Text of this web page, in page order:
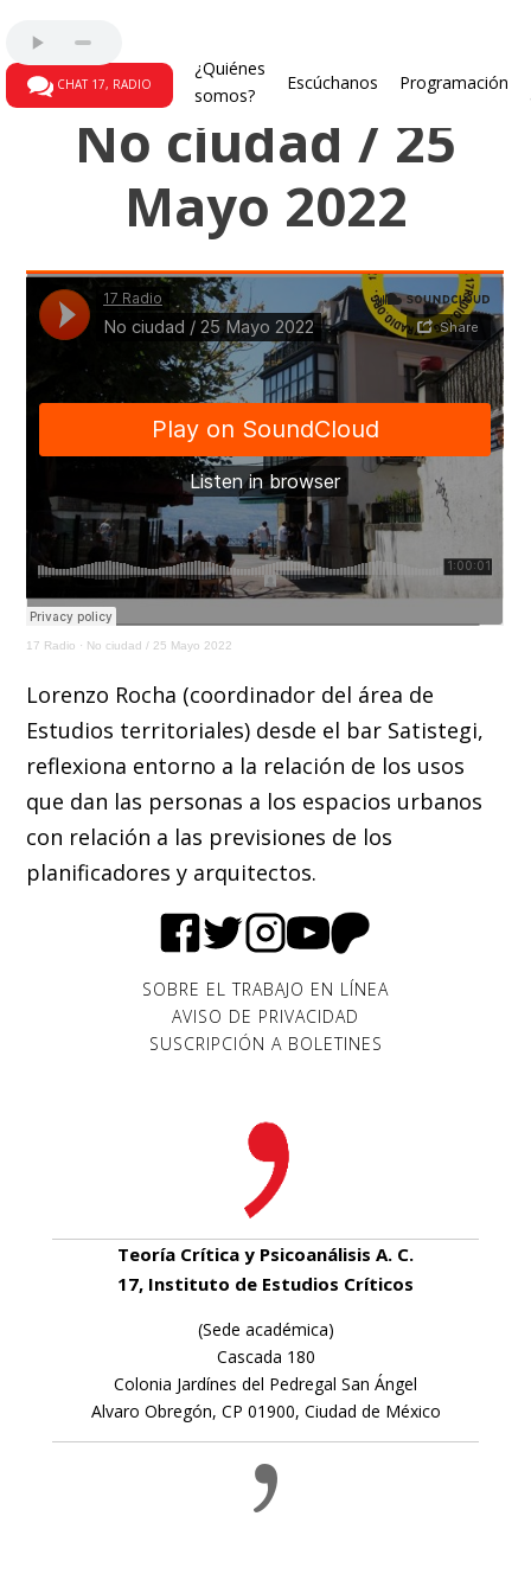
CHAT 17, RADIO
¿Quiénes
somos?
Escúchanos Programación
No ciudad / 25
Mayo 2022
17 Radio · No ciudad / 25 Mayo 2022
Lorenzo Rocha (coordinador del área de
Estudios territoriales) desde el bar Satistegi,
reflexiona entorno a la relación de los usos
que dan las personas a los espacios urbanos
con relación a las previsiones de los
planificadores y arquitectos.
SOBRE EL TRABAJO EN LÍNEA
AVISO DE PRIVACIDAD
SUSCRIPCIÓN A BOLETINES
Teoría Crítica y Psicoanálisis A. C.
17, Instituto de Estudios Críticos
(Sede académica)
Cascada 180
Colonia Jardínes del Pedregal San Ángel
Alvaro Obregón, CP 01900, Ciudad de México